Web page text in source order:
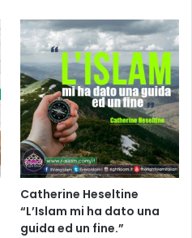
Catherine Heseltine
“L’Islam mi ha dato una
guida ed un fine.”